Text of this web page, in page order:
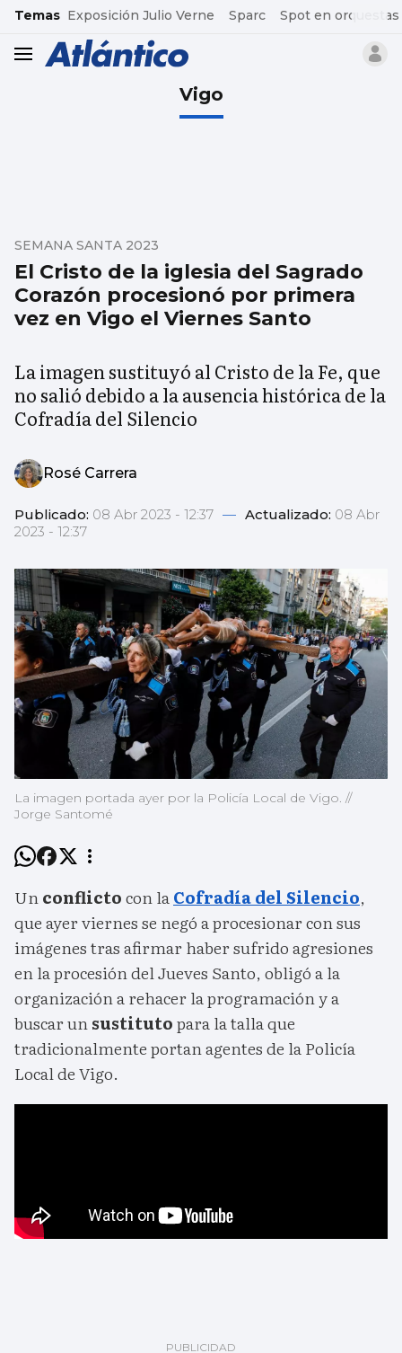
common.go-to-content
Temas Exposición Julio Verne Sparc Spot en orquestas
header.menu.open
Vigo
El Cristo de la iglesia del Sagrado
Corazón procesionó por primera
vez en Vigo el Viernes Santo
SEMANA SANTA 2023
La imagen sustituyó al Cristo de la Fe, que
no salió debido a la ausencia histórica de la
Cofradía del Silencio
Rosé Carrera
Publicado: 08 Abr 2023 - 12:37 — Actualizado: 08 Abr
2023 - 12:37
La imagen portada ayer por la Policía Local de Vigo. //
Jorge Santomé
Unconflictocon laCofradía del Silencio,
que ayer viernes se negó a procesionar con sus
imágenes tras afirmar haber sufrido agresiones
en la procesión del Jueves Santo, obligó a la
organización a rehacer la programación y a
buscar unsustitutopara la talla que
tradicionalmente portan agentes de la Policía
Local de Vigo.